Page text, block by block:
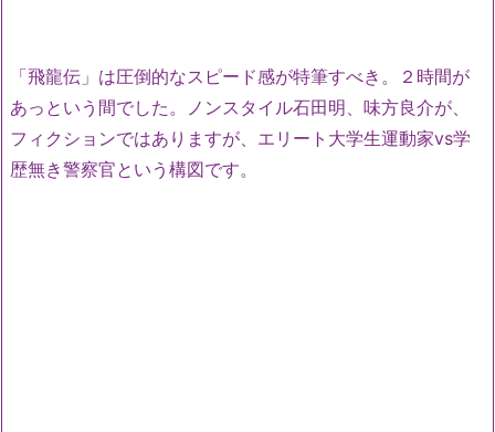
「飛龍伝」は圧倒的なスピード感が特筆すべき。２時間が
あっという間でした。ノンスタイル石田明、味方良介が、
フィクションではありますが、エリート大学生運動家vs学
歴無き警察官という構図です。